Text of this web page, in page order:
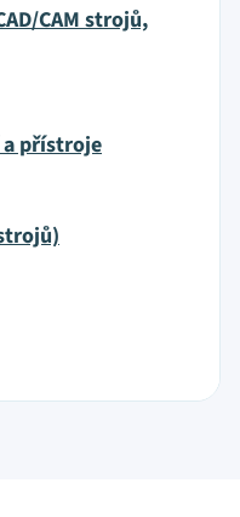
CAM strojů,
přístroje